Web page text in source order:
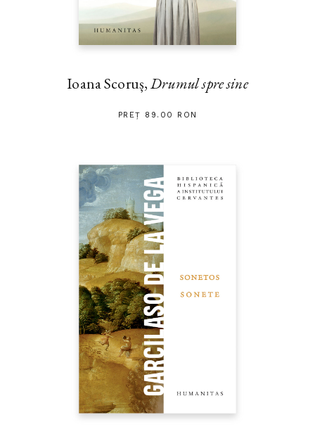
Ioana Scoruș,Drumul spre sine
PREȚ 89.00 RON